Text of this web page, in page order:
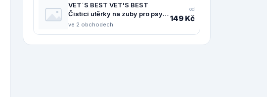
VET´S BEST VET'S BEST
Čisticí utěrky na zuby pro psy
50ks
ve 2 obchodech
od
149 Kč